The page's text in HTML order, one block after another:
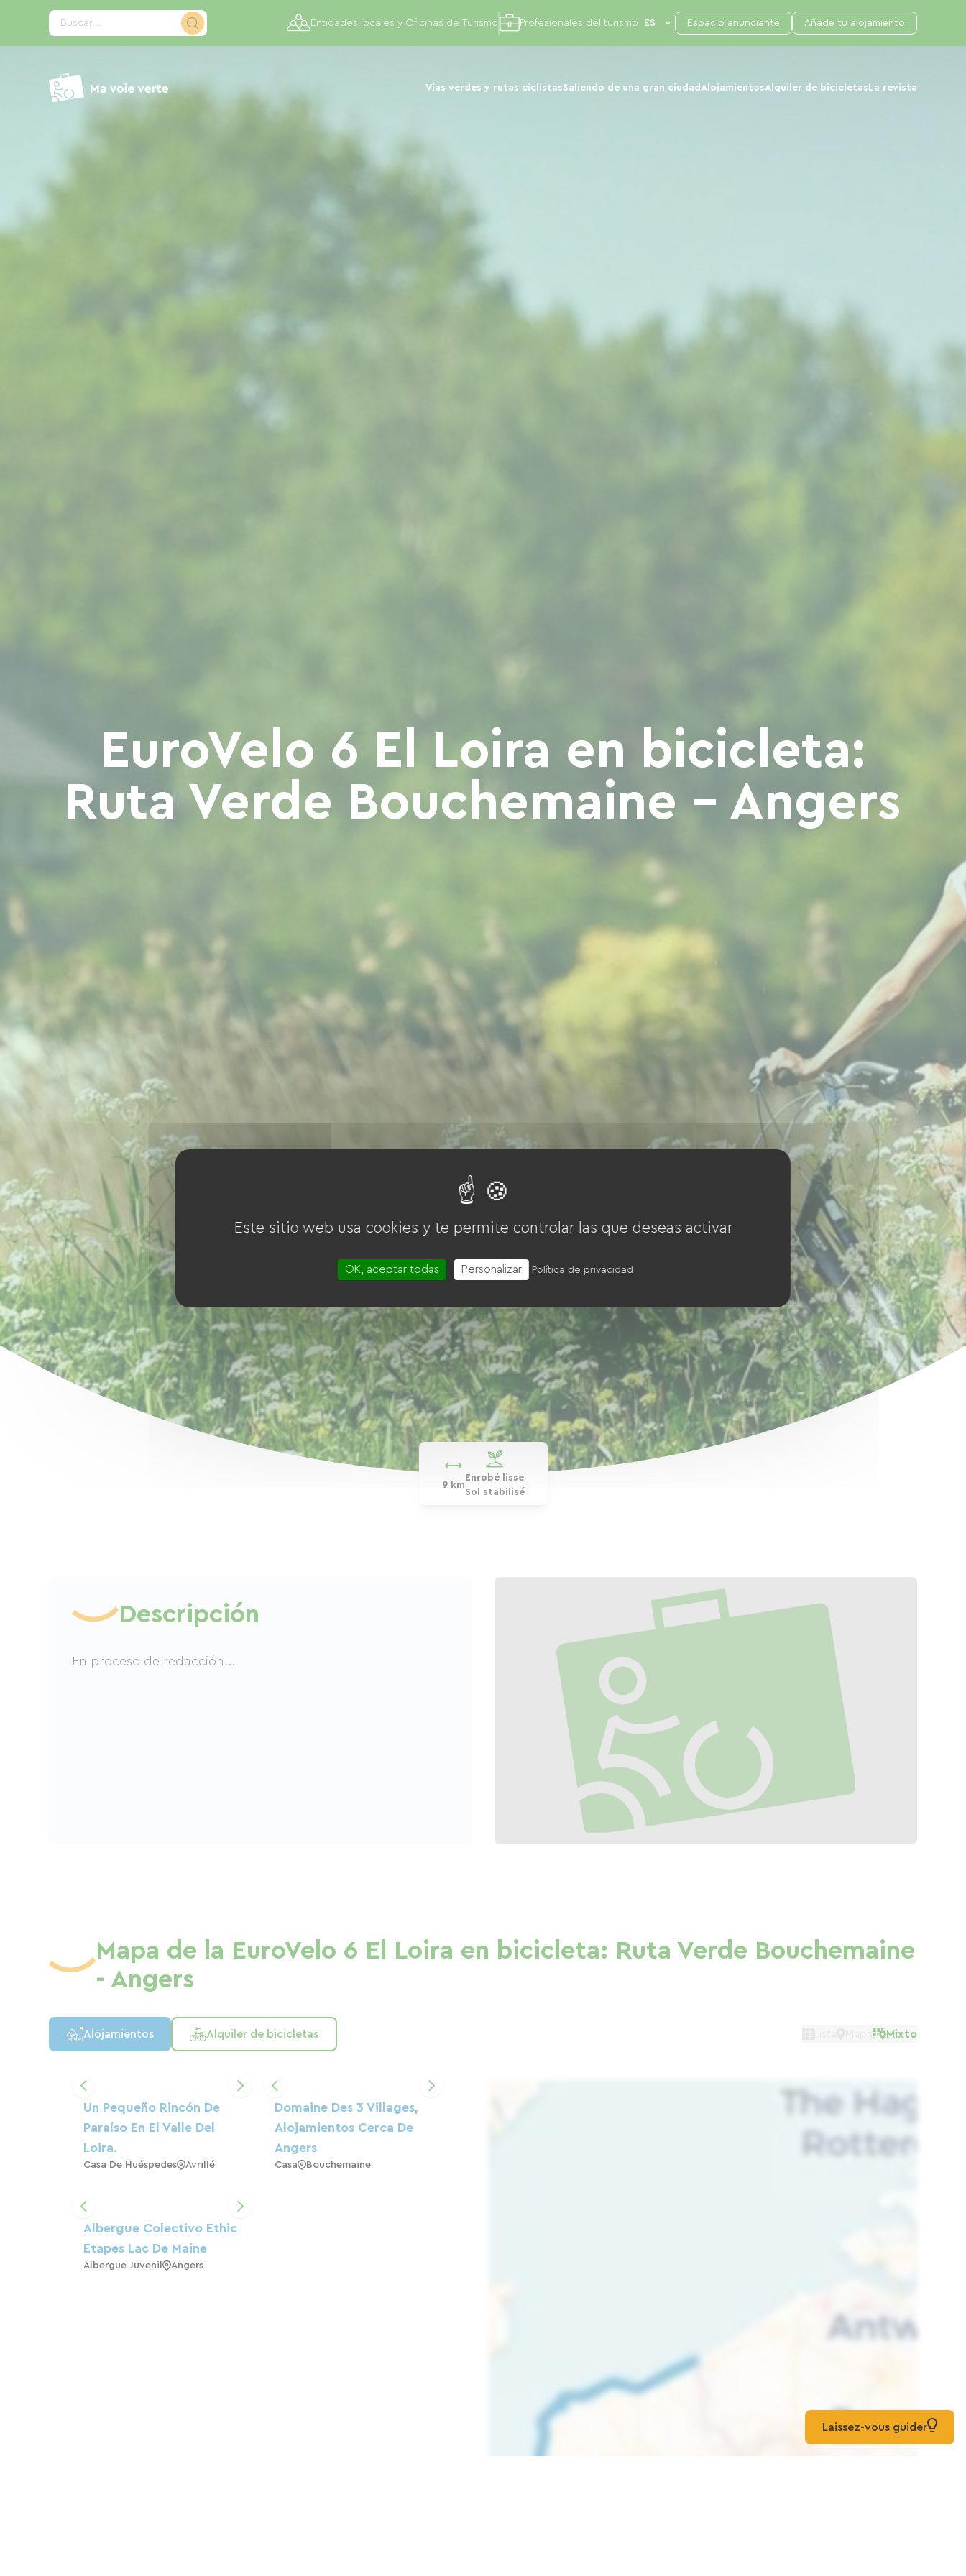
Buscar...
Vías verdes y rutas ciclistasSaliendo de una gran ciudad AlojamientosAlquiler de bicicletas La revista
Entidades locales y Oficinas de Turismo Profesionales del turismo Espacio anunciante Añade tu alojamiento
EuroVelo 6 El Loira en bicicleta:
Ruta Verde Bouchemaine - Angers
9 km
Enrobé lisse
Sol stabilisé
Descripción
En proceso de redacción...
Mapa de la EuroVelo 6 El Loira en bicicleta: Ruta Verde Bouchemaine
- Angers
Alojamientos Alquiler de bicicletas Mixto
Un Pequeño Rincón De
Paraíso En El Valle Del
Loira.
Casa De Huéspedes Avrillé
Domaine Des 3 Villages,
Alojamientos Cerca De
Angers
Casa Bouchemaine
Albergue Colectivo Ethic
Etapes Lac De Maine
Albergue Juvenil Angers
Laissez-vous guider
Panel de gestión de cookies
Este sitio web usa cookies y te permite controlar las que deseas activar
OK, aceptar todas Personalizar Política de privacidad